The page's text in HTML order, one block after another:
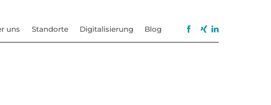
uns Standorte Digitalisierung Blog